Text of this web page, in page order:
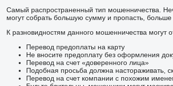
Самый распространенный тип мошенничества.
могут собрать большую сумму и пропасть, больше
К разновидностям данного мошенничества могут
Перевод предоплаты на карту
Не вносите предоплату без оформления
Перевод на счет «доверенного лица»
Подобная просьба должна настораживать,
Перевод на счет компании с похожим